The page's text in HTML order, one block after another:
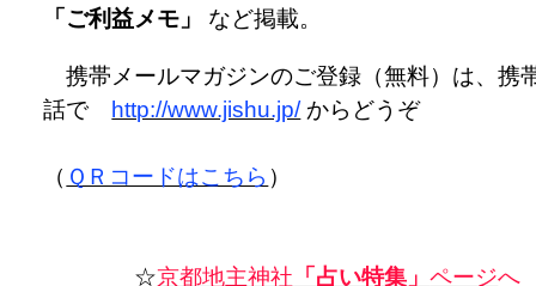
「ご利益メモ」
など掲載。
携帯メールマガジンのご登録（無料）は、携
話で http://www.jishu.jp/からどうぞ
（ ＱＲコードはこちら ）
☆京都地主神社 「占い特集」ページへ